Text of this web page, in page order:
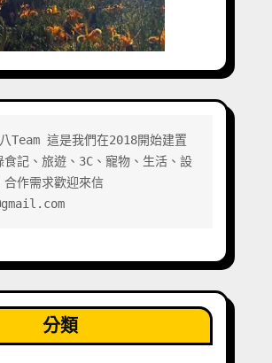
Team 這是我們在2018開始建置
記、旅遊、3C、寵物、生活、設
作需求歡迎來信
分類